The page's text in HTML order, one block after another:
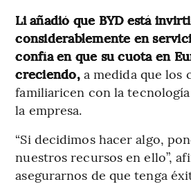
Li añadió que BYD está
considerablemente en
confía en que su cuota en
creciendo,a medida que los
familiaricen con la
la empresa.
“Si decidimos hacer algo,
nuestros recursos en ello”,
asegurarnos de que tenga